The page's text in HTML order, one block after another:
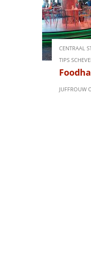
CENTRAAL
TIPS
JUFFROUW